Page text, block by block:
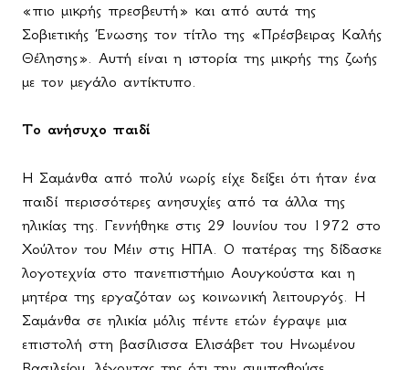
«πιο μικρής πρεσβευτή» και από αυτά της
Σοβιετικής Ένωσης τον τίτλο της «Πρέσβειρας Καλής
Θέλησης». Αυτή είναι η ιστορία της μικρής της ζωής
με τον μεγάλο αντίκτυπο.
Το ανήσυχο παιδί
Η Σαμάνθα από πολύ νωρίς είχε δείξει ότι ήταν ένα
παιδί περισσότερες ανησυχίες από τα άλλα της
ηλικίας της. Γεννήθηκε στις 29 Ιουνίου του 1972 στο
Χούλτον του Μέιν στις ΗΠΑ. Ο πατέρας της δίδασκε
λογοτεχνία στο πανεπιστήμιο Αουγκούστα και η
μητέρα της εργαζόταν ως κοινωνική λειτουργός. Η
Σαμάνθα σε ηλικία μόλις πέντε ετών έγραψε μια
επιστολή στη βασίλισσα Ελισάβετ του Ηνωμένου